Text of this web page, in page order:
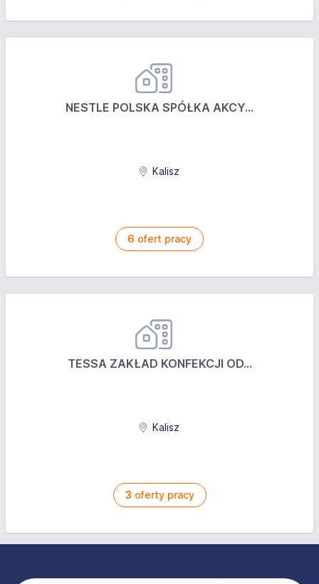
NESTLE POLSKA SPÓŁKA AKCY...
Kalisz
6 ofert pracy
TESSA ZAKŁAD KONFEKCJI OD...
Kalisz
3 oferty pracy